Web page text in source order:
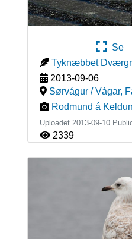
Se
Tyknæbbet
2013-09-06
Sørvágur / Vágar,
Rodmund á
Uploadet 2013-09-10
2339